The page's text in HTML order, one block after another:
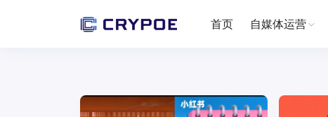
首页 自媒体运营